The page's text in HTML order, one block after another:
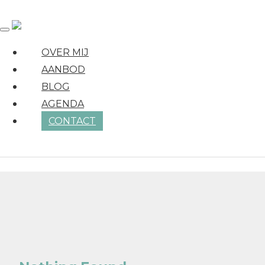
OVER MIJ
AANBOD
BLOG
AGENDA
CONTACT
Category Type: